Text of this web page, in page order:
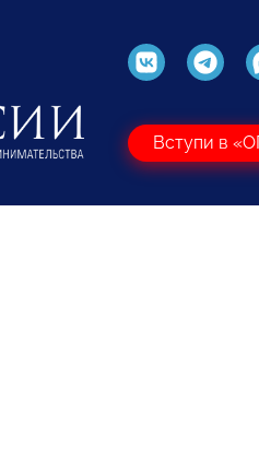
Вступи в